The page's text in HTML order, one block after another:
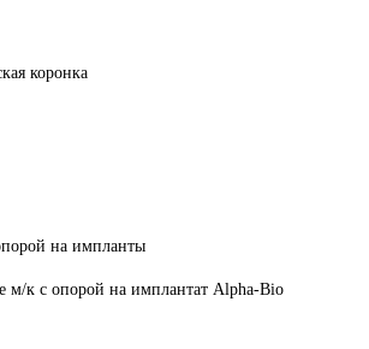
коронка
на импланты
м/к с опорой на имплантат Alpha-Bio